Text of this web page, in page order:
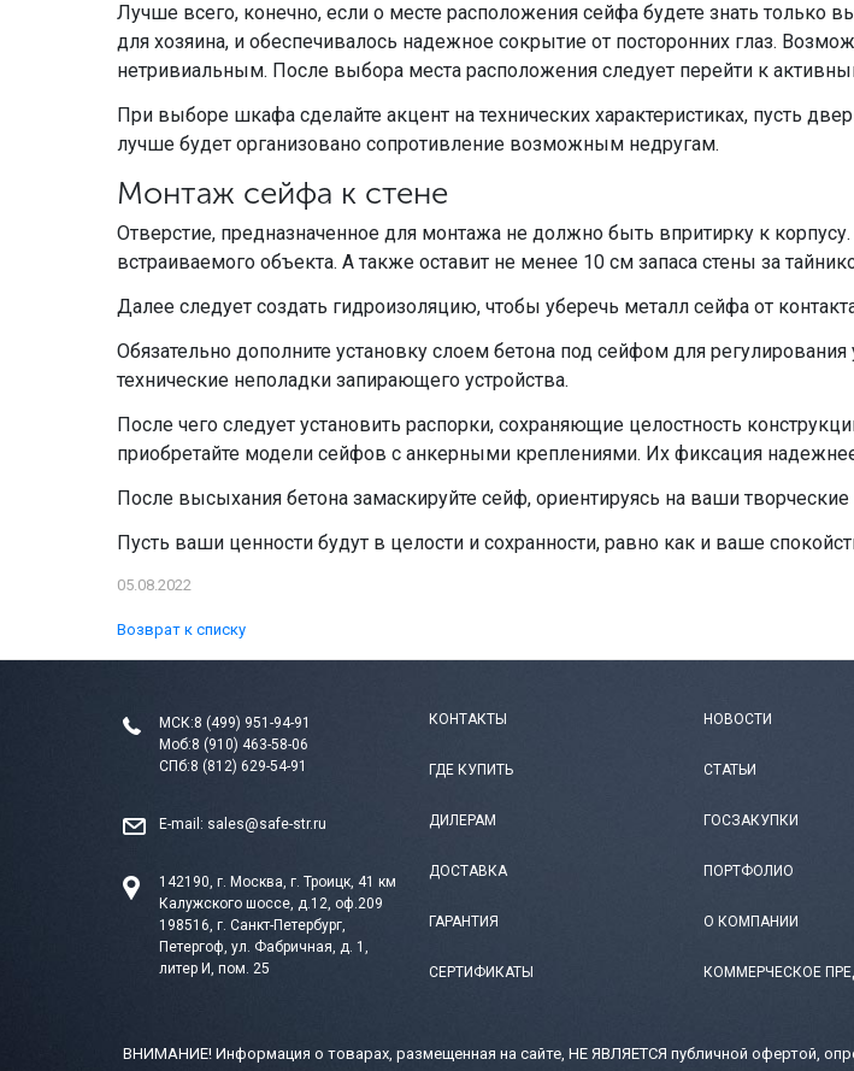
Лучше всего, конечно, если о месте расположения сейфа будете знать только
для хозяина, и обеспечивалось надежное сокрытие от посторонних глаз.
нетривиальным. После выбора места расположения следует перейти к
При выборе шкафа сделайте акцент на технических характеристиках, пусть
лучше будет организовано сопротивление возможным недругам.
Монтаж сейфа к стене
Отверстие, предназначенное для монтажа не должно быть впритирку к
встраиваемого объекта. А также оставит не менее 10 см запаса стены за
Далее следует создать гидроизоляцию, чтобы уберечь металл сейфа от
Обязательно дополните установку слоем бетона под сейфом для
технические неполадки запирающего устройства.
После чего следует установить распорки, сохраняющие целостность
приобретайте модели сейфов с анкерными креплениями. Их фиксация
После высыхания бетона замаскируйте сейф, ориентируясь на ваши творческие
Пусть ваши ценности будут в целости и сохранности, равно как и ваше
05.08.2022
Возврат к списку
МСК:8 (499) 951-94-91
Моб:8 (910) 463-58-06
СПб:8 (812) 629-54-91
E-mail: sales@safe-str.ru
142190, г. Москва, г. Троицк, 41 км
Калужского шоссе, д.12, оф.209
198516, г. Санкт-Петербург,
Петергоф, ул. Фабричная, д. 1,
литер И, пом. 25
КОНТАКТЫ
ГДЕ КУПИТЬ
ДИЛЕРАМ
ДОСТАВКА
ГАРАНТИЯ
СЕРТИФИКАТЫ
НОВОСТИ
СТАТЬИ
ГОСЗАКУПКИ
ПОРТФОЛИО
О КОМПАНИИ
КОММЕРЧЕСКОЕ
ВНИМАНИЕ! Информация о товарах, размещенная на сайте, НЕ ЯВЛЯЕТСЯ публичной офертой,